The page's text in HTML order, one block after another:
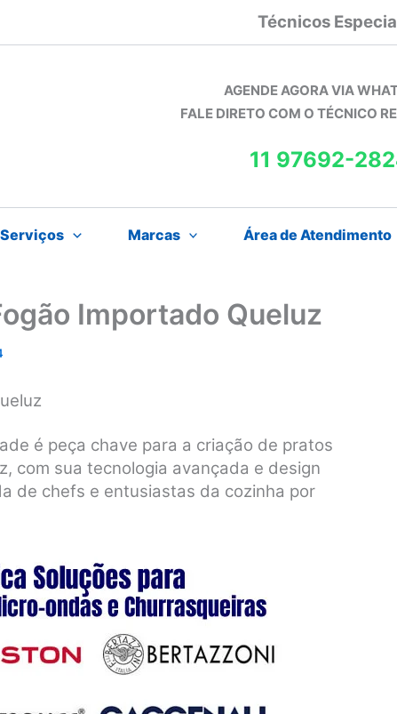
Técnicos
AGENDE AGORA VIA
FALE DIRETO COM O TÉCNICO
11 97692-
Serviços Marcas Área de Atendimento
Importado Queluz
é peça chave para a criação de pratos
com sua tecnologia avançada e design
de chefs e entusiastas da cozinha por